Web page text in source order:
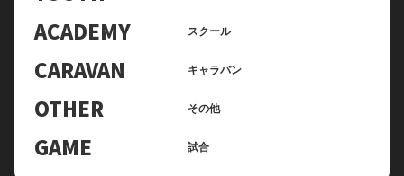
ACADEMY スクール
CARAVAN キャラバン
OTHER その他
GAME 試合